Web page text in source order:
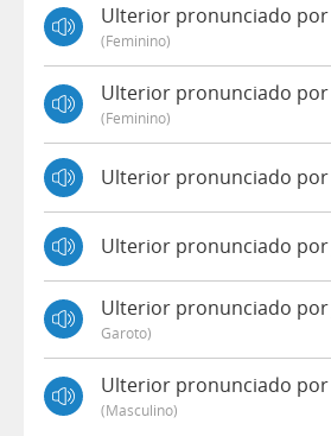
Ulterior pronunciado por
(feminino)
Ulterior pronunciado
(feminino)
Ulterior pronunciado por
Ulterior pronunciado por
Ulterior pronunciado por
Garoto)
Ulterior pronunciado
(masculino)